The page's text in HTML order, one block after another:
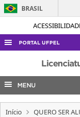
BRASIL
PORTAL UFPEL
ACESSO À
AUDITORIA
COBALTO
CONCURSOS
MENU
Início QUERO SER